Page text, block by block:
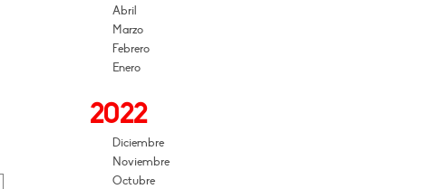
Abril
Marzo
Febrero
Enero
2022
Diciembre
Noviembre
Octubre